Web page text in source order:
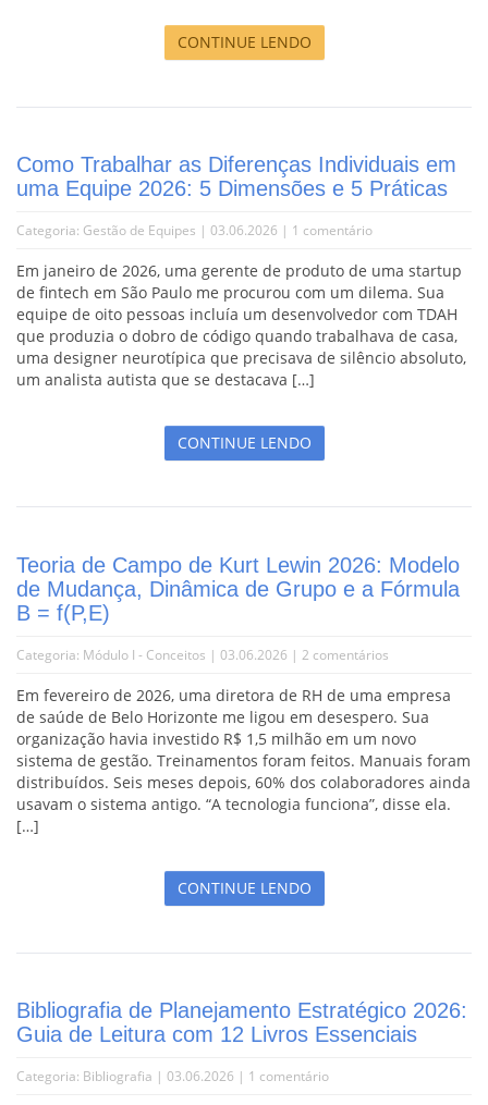
CONTINUE LENDO
Como Trabalhar as Diferenças Individuais em
uma Equipe 2026: 5 Dimensões e 5 Práticas
Categoria: Gestão de Equipes | 03.06.2026 | 1 comentário
Em janeiro de 2026, uma gerente de produto de uma startup
de fintech em São Paulo me procurou com um dilema. Sua
equipe de oito pessoas incluía um desenvolvedor com TDAH
que produzia o dobro de código quando trabalhava de casa,
uma designer neurotípica que precisava de silêncio absoluto,
um analista autista que se destacava […]
CONTINUE LENDO
Teoria de Campo de Kurt Lewin 2026: Modelo
de Mudança, Dinâmica de Grupo e a Fórmula
B = f(P,E)
Categoria: Módulo I - Conceitos | 03.06.2026 | 2 comentários
Em fevereiro de 2026, uma diretora de RH de uma empresa
de saúde de Belo Horizonte me ligou em desespero. Sua
organização havia investido R$ 1,5 milhão em um novo
sistema de gestão. Treinamentos foram feitos. Manuais foram
distribuídos. Seis meses depois, 60% dos colaboradores ainda
usavam o sistema antigo. “A tecnologia funciona”, disse ela.
[…]
CONTINUE LENDO
Bibliografia de Planejamento Estratégico 2026:
Guia de Leitura com 12 Livros Essenciais
Categoria: Bibliografia | 03.06.2026 | 1 comentário